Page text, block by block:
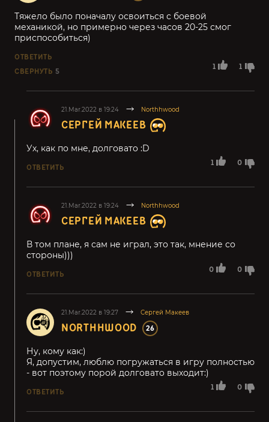
1 1
Тяжело было поначалу освоиться с боевой
механикой, но примерно через часов 20-25 смог
приспособиться)
ОТВЕТИТЬ
СВЕРНУТЬ 5
21.Mar.2022 в 19:24 Northhwood
СЕРГЕЙ МАКЕЕВ
1 0
Ух, как по мне, долговато :D
ОТВЕТИТЬ
21.Mar.2022 в 19:24 Northhwood
СЕРГЕЙ МАКЕЕВ
0 0
В том плане, я сам не играл, это так, мнение со
стороны)))
ОТВЕТИТЬ
21.Mar.2022 в 19:27 Сергей Макеев
NORTHHWOOD 26
1 0
Ну, кому как:)
Я, допустим, люблю погружаться в игру полностью
- вот поэтому порой долговато выходит:)
ОТВЕТИТЬ